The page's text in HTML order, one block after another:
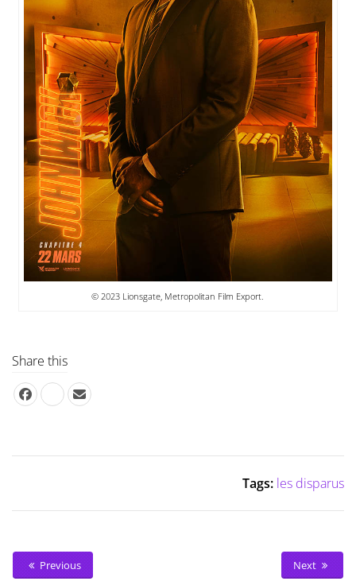
© 2023 Lionsgate, Metropolitan Film Export.
Share this
Tags: les disparus
Previous Next